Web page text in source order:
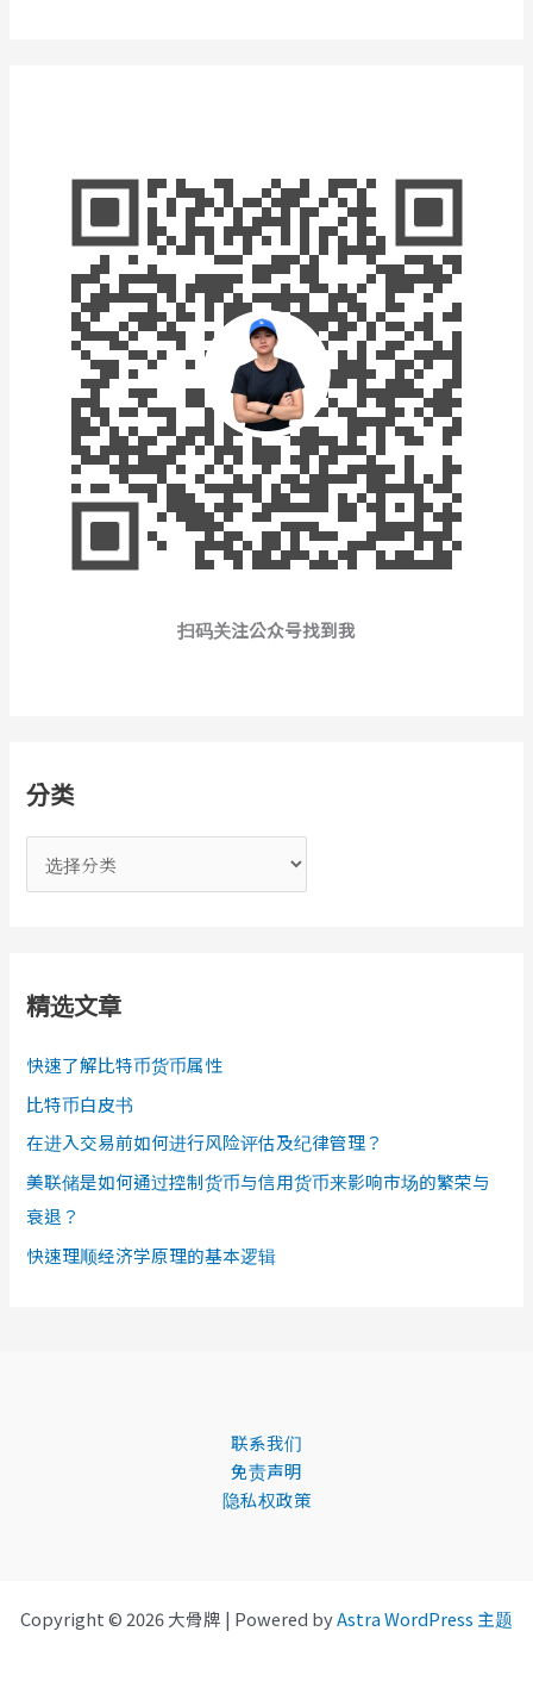
扫码关注公众号找到我
分类
类
精选文章
快速了解比特币货币属性
比特币白皮书
在进入交易前如何进行风险评估及纪律管理？
美联储是如何通过控制货币与信用货币来影响市场的繁荣与
衰退？
快速理顺经济学原理的基本逻辑
联系我们
免责声明
隐私权政策
Copyright © 2026 大骨牌 | Powered byAstra WordPress 主题